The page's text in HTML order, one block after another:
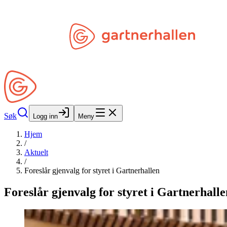
Søk
Åpne Min Side
Logg inn
Meny
Hjem
/
Aktuelt
/
Foreslår gjenvalg for styret i Gartnerhallen
Foreslår gjenvalg for styret i